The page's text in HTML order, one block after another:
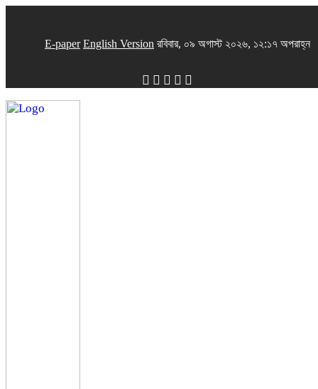
E-paper English Version রবিবার, ০৯ অগাস্ট ২০২৬, ১২:১৭ অপরাহ্ন